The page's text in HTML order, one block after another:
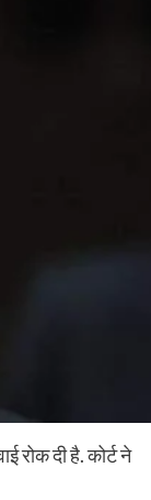
रोक दी है. कोर्ट ने